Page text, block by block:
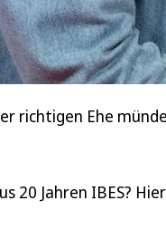
richtigen Ehe
20 Jahren IBES?